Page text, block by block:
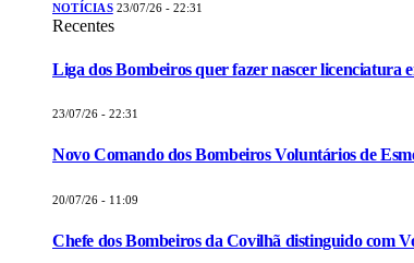
NOTÍCIAS 23/07/26 - 22:31
Recentes
Liga dos Bombeiros quer fazer nascer licenciatura
23/07/26 - 22:31
Novo Comando dos Bombeiros Voluntários de
20/07/26 - 11:09
Chefe dos Bombeiros da Covilhã distinguido com